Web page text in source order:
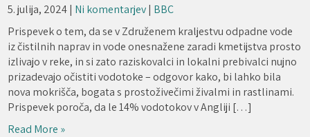
5. julija, 2024| Ni komentarjev| BBC
Prispevek o tem, da se v Združenem kraljestvu odpadne vode
iz čistilnih naprav in vode onesnažene zaradi kmetijstva prosto
izlivajo v reke, in si zato raziskovalci in lokalni prebivalci nujno
prizadevajo očistiti vodotoke – odgovor kako, bi lahko bila
nova mokrišča, bogata s prostoživečimi živalmi in rastlinami.
Prispevek poroča, da le 14% vodotokov v Angliji […]
Read More »